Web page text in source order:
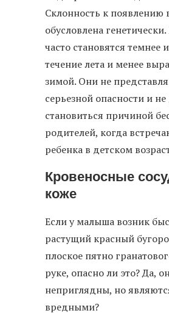
Склонность к появлению
обусловлена
часто становятся темнее
течение лета и менее
зимой. Они не
серьезной опасности и
становиться причиной
родителей, когда
ребенка в детском
Кровеносные
коже
Если у малыша возник
растущий красный
плоское пятно
руке, опасно ли это? Да,
неприглядны, но
вредными?